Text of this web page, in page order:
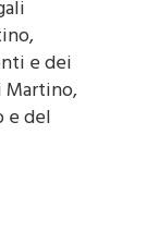
e dei
Martino,
e del